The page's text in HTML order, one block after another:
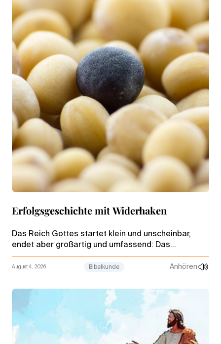
Erfolgsgeschichte mit Widerhaken
Das Reich Gottes startet klein und unscheinbar,
endet aber großartig und umfassend: Das
Zwillingsgleichnis von Senfkorn und Sauerteig ist ein
Mutmacher, birgt aber auch Provokationen –
August 4, 2026 Bibelkunde Anhören